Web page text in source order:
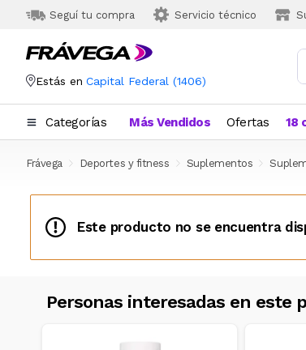
Seguí tu compra Servicio técnico
Estás en Capital Federal (1406)
Categorías Más Vendidos Ofertas 18
Frávega Deportes y fitness Suplementos
Este producto no se encuentra
Personas interesadas en este